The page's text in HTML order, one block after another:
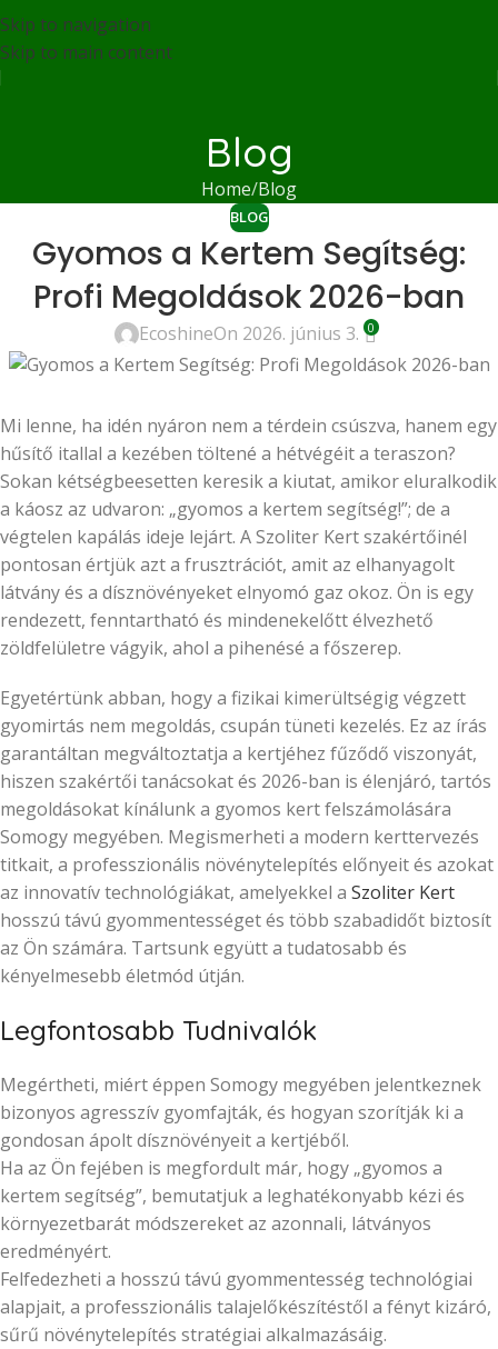
Skip to navigation
Skip to main content
Blog
Home Blog
BLOG
Gyomos a Kertem Segítség:
Profi Megoldások 2026-ban
EcoshineOn 2026. június 3. 0
Mi lenne, ha idén nyáron nem a térdein csúszva, hanem egy
hűsítő itallal a kezében töltené a hétvégéit a teraszon?
Sokan kétségbeesetten keresik a kiutat, amikor eluralkodik
a káosz az udvaron: „gyomos a kertem segítség!”; de a
végtelen kapálás ideje lejárt. A Szoliter Kert szakértőinél
pontosan értjük azt a frusztrációt, amit az elhanyagolt
látvány és a dísznövényeket elnyomó gaz okoz. Ön is egy
rendezett, fenntartható és mindenekelőtt élvezhető
zöldfelületre vágyik, ahol a pihenésé a főszerep.
Egyetértünk abban, hogy a fizikai kimerültségig végzett
gyomirtás nem megoldás, csupán tüneti kezelés. Ez az írás
garantáltan megváltoztatja a kertjéhez fűződő viszonyát,
hiszen szakértői tanácsokat és 2026-ban is élenjáró, tartós
megoldásokat kínálunk a gyomos kert felszámolására
Somogy megyében. Megismerheti a modern kerttervezés
titkait, a professzionális növénytelepítés előnyeit és azokat
az innovatív technológiákat, amelyekkel a Szoliter Kert
hosszú távú gyommentességet és több szabadidőt biztosít
az Ön számára. Tartsunk együtt a tudatosabb és
kényelmesebb életmód útján.
Legfontosabb Tudnivalók
Megértheti, miért éppen Somogy megyében jelentkeznek
bizonyos agresszív gyomfajták, és hogyan szorítják ki a
gondosan ápolt dísznövényeit a kertjéből.
Ha az Ön fejében is megfordult már, hogy „gyomos a
kertem segítség”, bemutatjuk a leghatékonyabb kézi és
környezetbarát módszereket az azonnali, látványos
eredményért.
Felfedezheti a hosszú távú gyommentesség technológiai
alapjait, a professzionális talajelőkészítéstől a fényt kizáró,
sűrű növénytelepítés stratégiai alkalmazásáig.